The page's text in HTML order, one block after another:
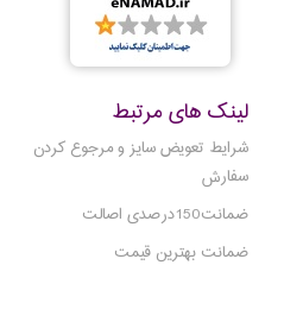
لینک های مرتبط
شرایط تعویض سایز و مرجوع کردن
سفارش
ضمانت150درصدی اصالت
ضمانت بهترین قیمت